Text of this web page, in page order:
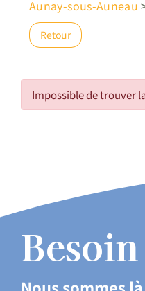
Aunay-sous-Auneau
Retour
Impossible de trouver